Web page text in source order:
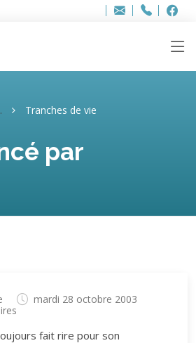
Adresse
info..hâthe..
Tel.
Tel.
Tranches de vie
par
mardi 28 octobre 2003
fait rire pour son